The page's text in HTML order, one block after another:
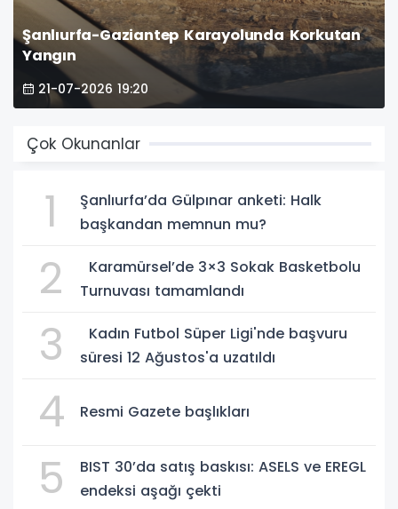
Şanlıurfa-Gaziantep Karayolunda Korkutan
Yangın
21-07-2026 19:20
Çok Okunanlar
1
Şanlıurfa’da Gülpınar anketi: Halk
başkandan memnun mu?
2
Karamürsel’de 3×3 Sokak Basketbolu
Turnuvası tamamlandı
3
Kadın Futbol Süper Ligi'nde başvuru
süresi 12 Ağustos'a uzatıldı
4 Resmi Gazete başlıkları
5
BIST 30’da satış baskısı: ASELS ve EREGL
endeksi aşağı çekti